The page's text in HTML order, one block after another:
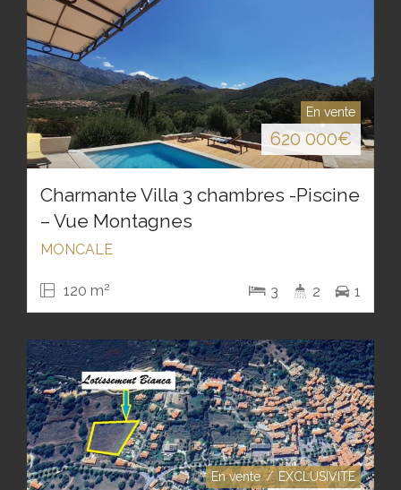
En vente
620 000€
Charmante Villa 3 chambres -Piscine
– Vue Montagnes
MONCALE
120 m2 3 2 1
En vente EXCLUSIVITE